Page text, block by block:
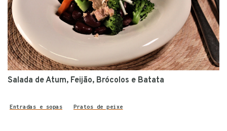
Salada de Atum, Feijão, Brócolos e Batata
Entradas e sopas Pratos de peixe